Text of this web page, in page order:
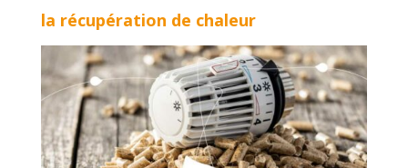
la récupération de chaleur